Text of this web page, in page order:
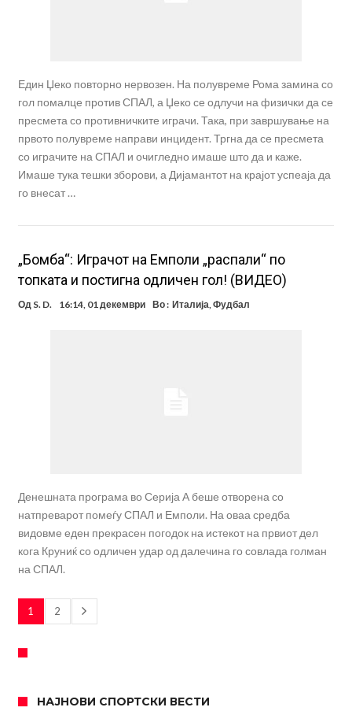
Един Џеко повторно нервозен. На полувреме Рома замина со
гол помалце против СПАЛ, а Џеко се одлучи на физички да се
пресмета со противничките играчи. Така, при завршување на
првото полувреме направи инцидент. Тргна да се пресмета
со играчите на СПАЛ и очигледно имаше што да и каже.
Имаше тука тешки зборови, а Дијамантот на крајот успеаја да
го внесат …
„Бомба“: Играчот на Емполи „распали“ по
топката и постигна одличен гол! (ВИДЕО)
Од S. D. 16:14, 01 декември Во : Италија Фудбал
Денешната програма во Серија А беше отворена со
натпреварот помеѓу СПАЛ и Емполи. На оваа средба
видовме еден прекрасен погодок на истекот на првиот дел
кога Круниќ со одличен удар од далечина го совлада голман
на СПАЛ.
1 2
НАЈНОВИ СПОРТСКИ ВЕСТИ